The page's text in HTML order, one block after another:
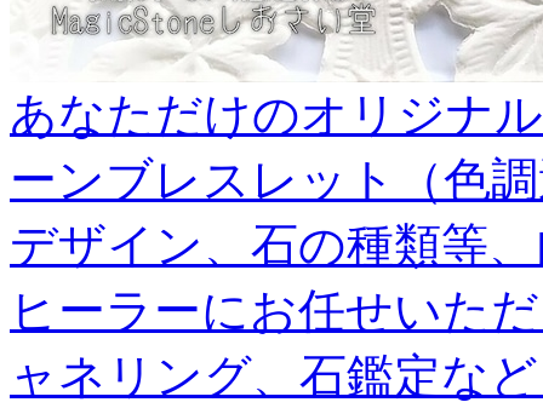
あなただけのオリジナ
ーンブレスレット（色
デザイン、石の種類等
ヒーラーにお任せいた
ャネリング、石鑑定な